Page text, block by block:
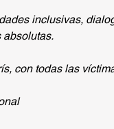
inclusivas,
absolutas.
con todas las